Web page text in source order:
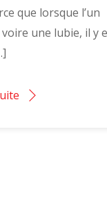
que lorsque l’un
une lubie, il y